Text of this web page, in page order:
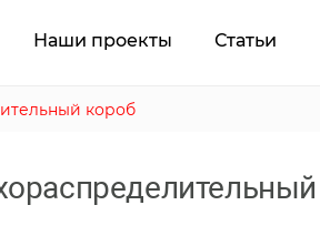
Наши проекты Статьи
короб